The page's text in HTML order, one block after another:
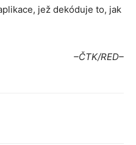
jež dekóduje to, jak
–ČTK/RED–